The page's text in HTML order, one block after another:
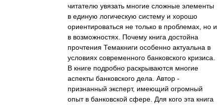
читателю увязать многие сложные элементы
в единую логическую систему и хорошо
ориентироваться не только в проблемах, но и
в возможностях. Почему книга достойна
прочтения Темакниги особенно актуальна в
условиях современного банковского кризиса.
В книге подробно раскрываются многие
аспекты банковского дела. Автор -
признанный эксперт, имеющий огромный
опыт в банковской сфере. Для кого эта книга